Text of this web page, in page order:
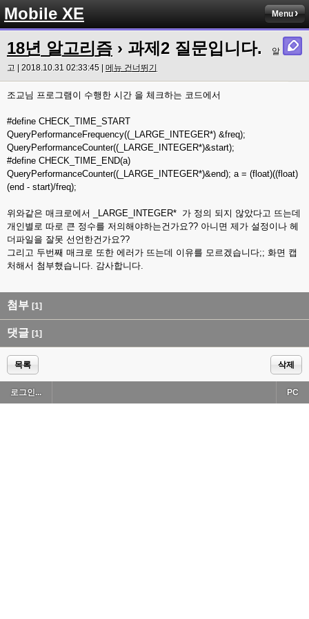
Mobile XE Menu
18년 알고리즘 › 과제2 질문입니다.
알
고 | 2018.10.31 02:33:45 | 메뉴 건너뛰기
조교님 프로그램이 수행한 시간 을 체크하는 코드에서
#define CHECK_TIME_START
QueryPerformanceFrequency((_LARGE_INTEGER*) &freq);
QueryPerformanceCounter((_LARGE_INTEGER*)&start);
#define CHECK_TIME_END(a)
QueryPerformanceCounter((_LARGE_INTEGER*)&end); a = (float)((float)
(end - start)/freq);
위와같은 매크로에서 _LARGE_INTEGER* 가 정의 되지 않았다고 뜨는데
개인별로 따로 큰 정수를 저의해야하는건가요?? 아니면 제가 설정이나 헤
더파일을 잘못 선언한건가요??
그리고 두번째 매크로 또한 에러가 뜨는데 이유를 모르겠습니다;; 화면 캡
처해서 첨부했습니다. 감사합니다.
첨부 [1]
댓글 [1]
목록 삭제
로그인... PC